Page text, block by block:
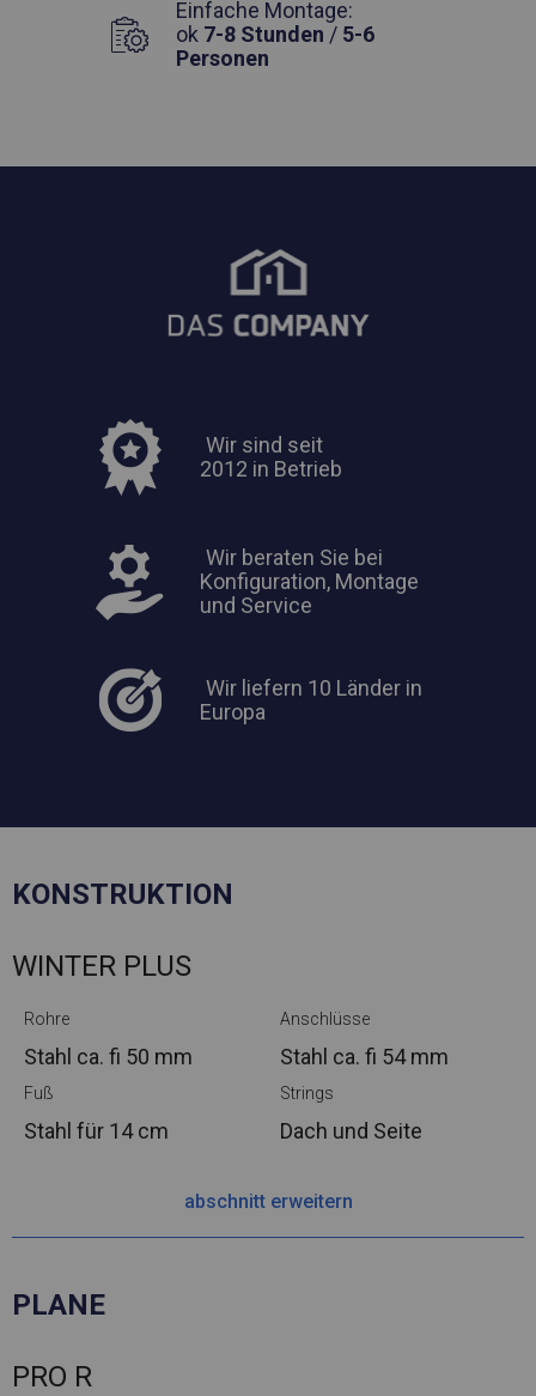
Einfache Montage:
ok 7-8 Stunden / 5-6
Personen
Wir sind seit
2012 in Betrieb
Wir beraten Sie bei
Konfiguration, Montage
und Service
Wir liefern 10 Länder in
Europa
KONSTRUKTION
WINTER PLUS
Rohre
Stahl ca. fi 50 mm
Anschlüsse
Stahl ca. fi 54 mm
Fuß
Stahl für 14 cm
Strings
Dach und Seite
abschnitt erweitern
PLANE
PRO R